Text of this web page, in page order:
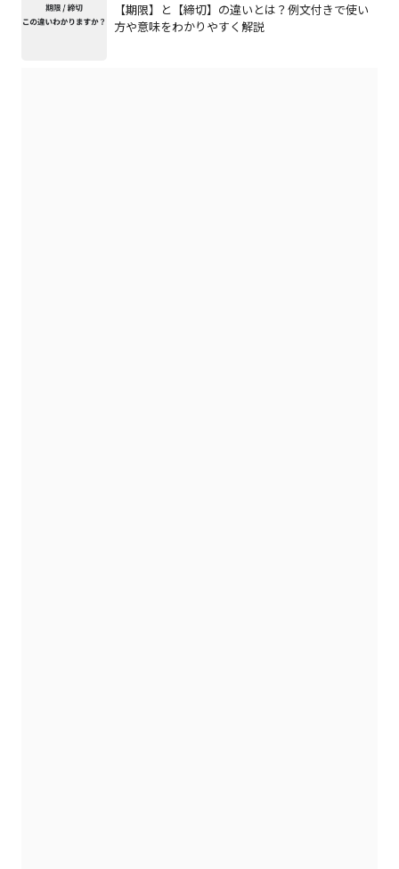
【期限】と【締切】の違いとは？例文付きで使い
方や意味をわかりやすく解説